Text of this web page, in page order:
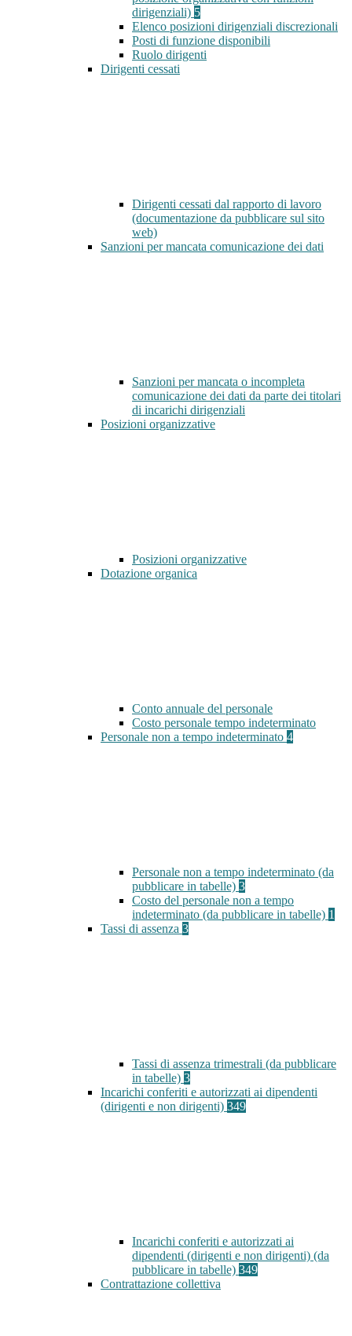
dirigenziali) 5
Elenco posizioni dirigenziali discrezionali
Posti di funzione disponibili
Ruolo dirigenti
Dirigenti cessati
Dirigenti cessati dal rapporto di lavoro
(documentazione da pubblicare sul sito
web)
Sanzioni per mancata comunicazione dei dati
Sanzioni per mancata o incompleta
comunicazione dei dati da parte dei titolari
di incarichi dirigenziali
Posizioni organizzative
Posizioni organizzative
Dotazione organica
Conto annuale del personale
Costo personale tempo indeterminato
Personale non a tempo indeterminato 4
Personale non a tempo indeterminato (da
pubblicare in tabelle) 3
Costo del personale non a tempo
indeterminato (da pubblicare in tabelle) 1
Tassi di assenza 3
Tassi di assenza trimestrali (da pubblicare
in tabelle) 3
Incarichi conferiti e autorizzati ai dipendenti
(dirigenti e non dirigenti) 349
Incarichi conferiti e autorizzati ai
dipendenti (dirigenti e non dirigenti) (da
pubblicare in tabelle) 349
Contrattazione collettiva